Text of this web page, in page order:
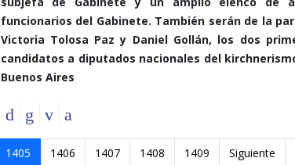
funcionarios del Gabinete. También serán de la
Victoria Tolosa Paz y Daniel Gollán, los dos
candidatos a diputados nacionales del
Buenos Aires
1405 1406 1407 1408 1409 Siguiente